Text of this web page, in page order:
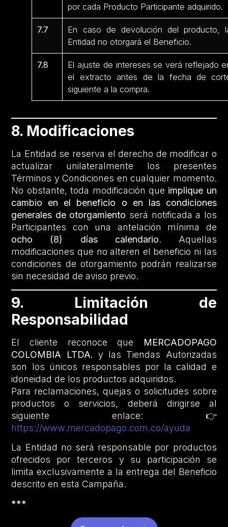
por cada Producto Participante adquirido.
7.7
En caso de devolución del producto,
Entidad no otorgará el Beneficio.
7.8
El ajuste de intereses se verá reflejado
el extracto antes de la fecha de
siguiente a la compra.
8. Modificaciones
La Entidad se reserva el derecho de modificar o
actualizar unilateralmente los presentes
Términos y Condiciones en cualquier momento.
No obstante, toda modificación que implique un
cambio en el beneficio o en las condiciones
generales de otorgamiento será notificada a los
Participantes con una antelación mínima de
ocho (8) días calendario. Aquellas
modificaciones que no alteren el beneficio ni las
condiciones de otorgamiento podrán realizarse
sin necesidad de aviso previo.
9. Limitación de
Responsabilidad
El cliente reconoce que
MERCADOPAGO
COLOMBIA LTDA. y las Tiendas Autorizadas
son los únicos responsables por la calidad e
idoneidad de los productos adquiridos.
Para reclamaciones, quejas o solicitudes sobre
productos o servicios, deberá dirigirse al
siguiente enlace: 👉
https://www.mercadopago.com.co/ayuda
La Entidad no será responsable por productos
ofrecidos por terceros y su participación se
limita exclusivamente a la entrega del Beneficio
descrito en esta Campaña.
***